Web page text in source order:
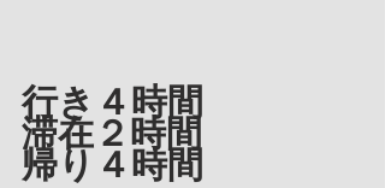
行き４時間
滞在２時間
帰り４時間